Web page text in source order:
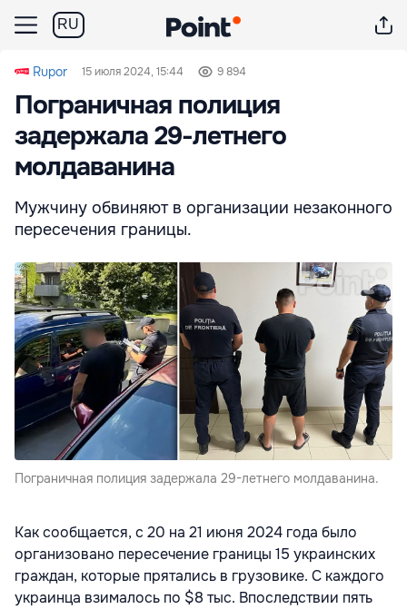
RU
Rupor 15 июля 2024, 15:44 9 894
Пограничная полиция
задержала 29-летнего
молдаванина
Мужчину обвиняют в организации незаконного
пересечения границы.
Пограничная полиция задержала 29-летнего молдаванина.
Как сообщается, с 20 на 21 июня 2024 года было
организовано пересечение границы 15 украинских
граждан, которые прятались в грузовике. С каждого
украинца взималось по $8 тыс. Впоследствии пять